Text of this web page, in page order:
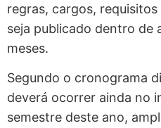
regras, cargos,
seja publicado dentro de
meses.
Segundo o cronograma
deverá ocorrer ainda no
semestre deste ano,